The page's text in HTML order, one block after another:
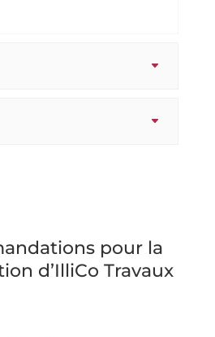
pour la
d’IlliCo Travaux